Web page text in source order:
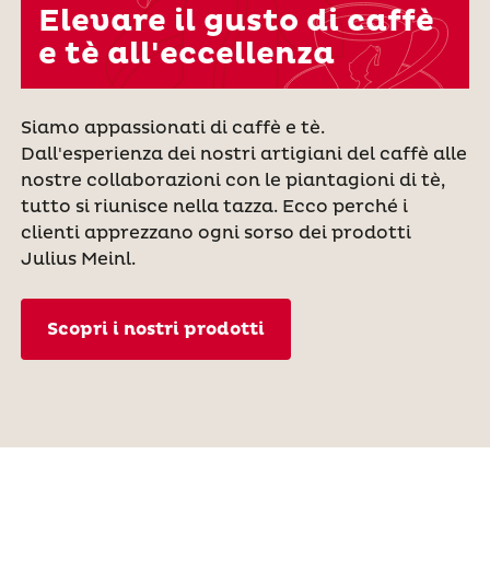
Siamo appassionati di caffè e tè.
Dall'esperienza dei nostri artigiani del caffè alle
nostre collaborazioni con le piantagioni di tè,
tutto si riunisce nella tazza. Ecco perché i
clienti apprezzano ogni sorso dei prodotti
Julius Meinl.
Scopri i nostri prodotti
Elevare il gusto di caffè
e tè all'eccellenza